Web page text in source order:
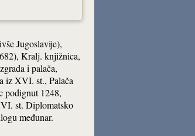
Jugoslavije),
Kralj. knjižnica,
i palača,
iz XVI. st., Palača
podignut 1248,
st. Diplomatsko
međunar.